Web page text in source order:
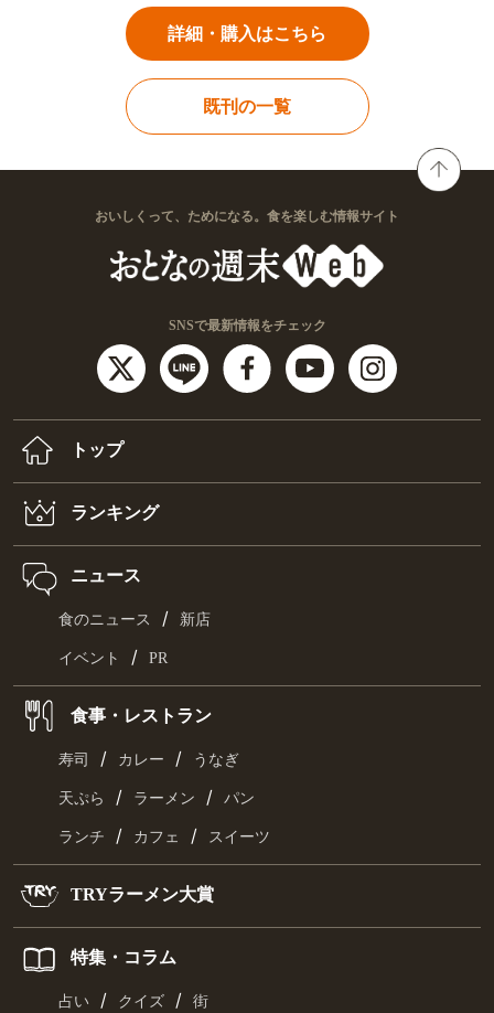
詳細・購入はこちら
既刊の一覧
おいしくって、ためになる。食を楽しむ情報サイト
SNSで最新情報をチェック
トップ
ランキング
ニュース
食のニュース / 新店
イベント / PR
食事・レストラン
寿司 / カレー / うなぎ
天ぷら / ラーメン / パン
ランチ / カフェ / スイーツ
TRYラーメン大賞
特集・コラム
占い / クイズ / 街